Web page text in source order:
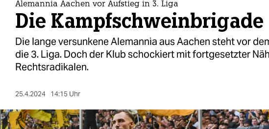
Alemannia Aachen vor Aufstieg in 3. Liga
Die Kampfschweinbrigade
Die lange versunkene Alemannia aus Aachen steht vor
die 3. Liga. Doch der Klub schockiert mit fortgesetzter
Rechtsradikalen.
25.4.2024 14:15 Uhr